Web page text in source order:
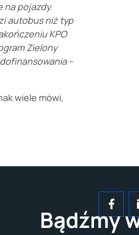
na pojazdy.
autobus niż typ
KPO
Zielony
–
wiele mówi,
Bądźmy